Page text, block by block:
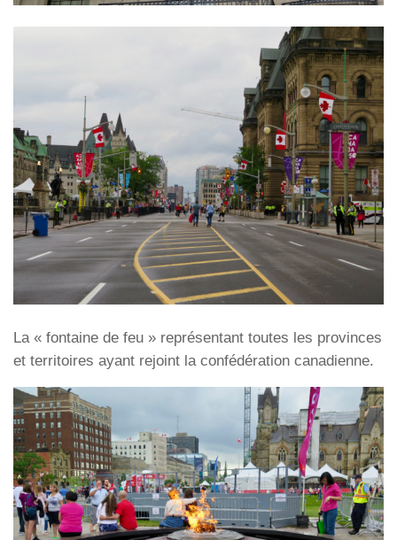
La « fontaine de feu » représentant toutes les provinces
et territoires ayant rejoint la confédération canadienne.